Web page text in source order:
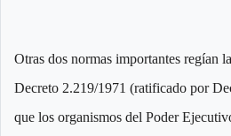
Otras dos normas importantes regían
Decreto 2.219/1971 (ratificado por
que los organismos del Poder